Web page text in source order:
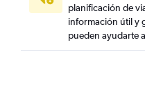
planificación de
información útil y
pueden ayudarte